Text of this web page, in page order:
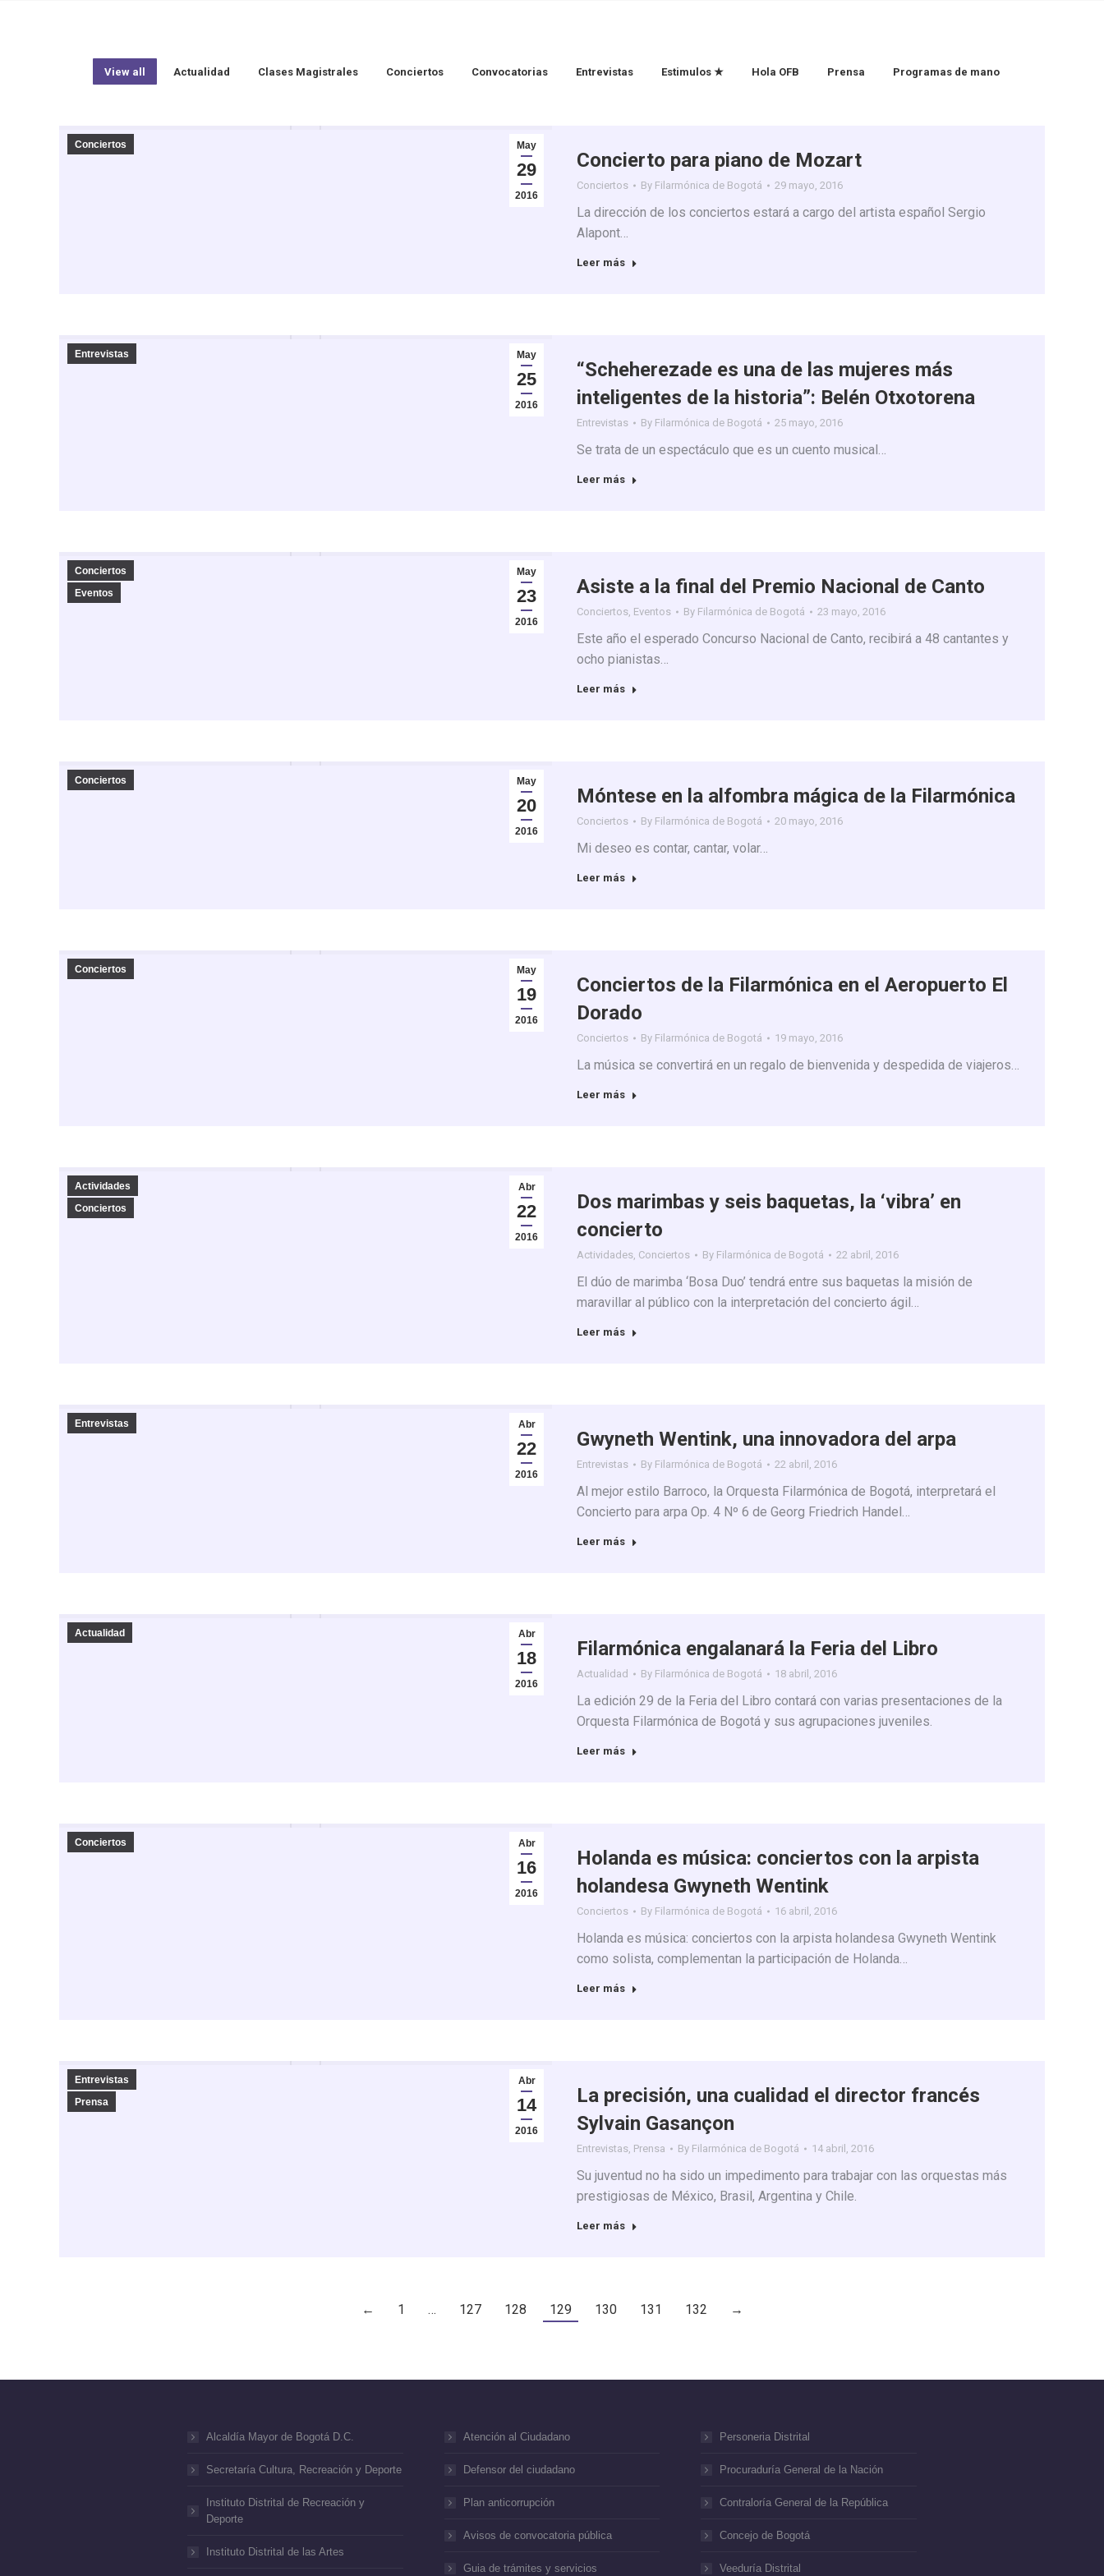
View all Actualidad Clases Magistrales Conciertos Convocatorias Entrevistas Estimulos ★ Hola OFB Prensa Programas de mano
May
29
2016
Conciertos
Concierto para piano de Mozart
Conciertos By Filarmónica de Bogotá 29 mayo, 2016
La dirección de los conciertos estará a cargo del artista español Sergio
Alapont…
Leer más
May
25
2016
Entrevistas
“Scheherezade es una de las mujeres más
inteligentes de la historia”: Belén Otxotorena
Entrevistas By Filarmónica de Bogotá 25 mayo, 2016
Se trata de un espectáculo que es un cuento musical…
Leer más
May
23
2016
Conciertos
Eventos
Asiste a la final del Premio Nacional de Canto
Conciertos, Eventos By Filarmónica de Bogotá 23 mayo, 2016
Este año el esperado Concurso Nacional de Canto, recibirá a 48 cantantes y
ocho pianistas…
Leer más
May
20
2016
Conciertos
Móntese en la alfombra mágica de la Filarmónica
Conciertos By Filarmónica de Bogotá 20 mayo, 2016
Mi deseo es contar, cantar, volar…
Leer más
May
19
2016
Conciertos
Conciertos de la Filarmónica en el Aeropuerto El
Dorado
Conciertos By Filarmónica de Bogotá 19 mayo, 2016
La música se convertirá en un regalo de bienvenida y despedida de viajeros…
Leer más
Abr
22
2016
Actividades
Conciertos
Dos marimbas y seis baquetas, la ‘vibra’ en
concierto
Actividades, Conciertos By Filarmónica de Bogotá 22 abril, 2016
El dúo de marimba ‘Bosa Duo’ tendrá entre sus baquetas la misión de
maravillar al público con la interpretación del concierto ágil…
Leer más
Abr
22
2016
Entrevistas
Gwyneth Wentink, una innovadora del arpa
Entrevistas By Filarmónica de Bogotá 22 abril, 2016
Al mejor estilo Barroco, la Orquesta Filarmónica de Bogotá, interpretará el
Concierto para arpa Op. 4 Nº 6 de Georg Friedrich Handel…
Leer más
Abr
18
2016
Actualidad
Filarmónica engalanará la Feria del Libro
Actualidad By Filarmónica de Bogotá 18 abril, 2016
La edición 29 de la Feria del Libro contará con varias presentaciones de la
Orquesta Filarmónica de Bogotá y sus agrupaciones juveniles.
Leer más
Abr
16
2016
Conciertos
Holanda es música: conciertos con la arpista
holandesa Gwyneth Wentink
Conciertos By Filarmónica de Bogotá 16 abril, 2016
Holanda es música: conciertos con la arpista holandesa Gwyneth Wentink
como solista, complementan la participación de Holanda…
Leer más
Abr
14
2016
Entrevistas
Prensa
La precisión, una cualidad el director francés
Sylvain Gasançon
Entrevistas, Prensa By Filarmónica de Bogotá 14 abril, 2016
Su juventud no ha sido un impedimento para trabajar con las orquestas más
prestigiosas de México, Brasil, Argentina y Chile.
Leer más
← 1 … 127 128 129 130 131 132 →
Alcaldía Mayor de Bogotá D.C.
Secretaría Cultura, Recreación y Deporte
Instituto Distrital de Recreación y
Deporte
Instituto Distrital de las Artes
Atención al Ciudadano
Defensor del ciudadano
Plan anticorrupción
Avisos de convocatoria pública
Guia de trámites y servicios
Personeria Distrital
Procuraduría General de la Nación
Contraloría General de la República
Concejo de Bogotá
Veeduría Distrital